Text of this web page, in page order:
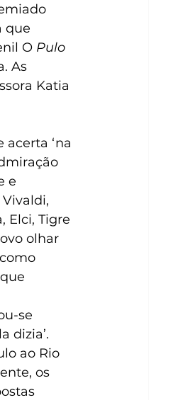
que
O Pulo
As
Katia
‘na
e
Elci, Tigre
olhar
se
dizia’.
ao Rio
os